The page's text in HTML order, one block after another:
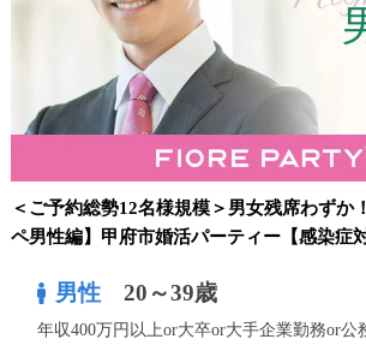
＜ご予約総勢12名様規模＞男女残席わずか
ペ男性編】甲府市婚活パーティー【感染症
男性 20～39歳
年収400万円以上or大卒or大手企業勤務or公